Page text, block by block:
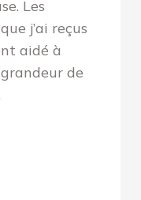
Les
j’ai reçus
aidé à
de